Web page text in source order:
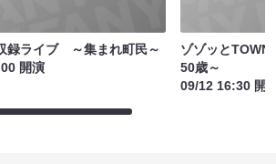
録ライブ ～集まれ町民～
開演
ゾゾッと
50歳～
09/12 16:30 開